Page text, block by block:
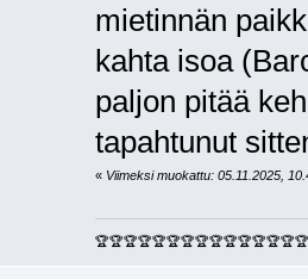
mietinnän
kahta isoa
paljon pitää
tapahtunut
« Viimeksi muokattu: 05.11.2025,
🏆🏆🏆🏆🏆🏆🏆🏆🏆🏆🏆🏆🏆🏆🏆